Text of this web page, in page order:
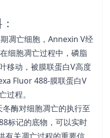
凋亡细胞，Annexin V经
细胞凋亡过程中，磷脂
移动，被膜联蛋白V高度
Fluor 488-膜联蛋白V
过程。
酶对细胞凋亡的执行至
标记的底物，可以实时